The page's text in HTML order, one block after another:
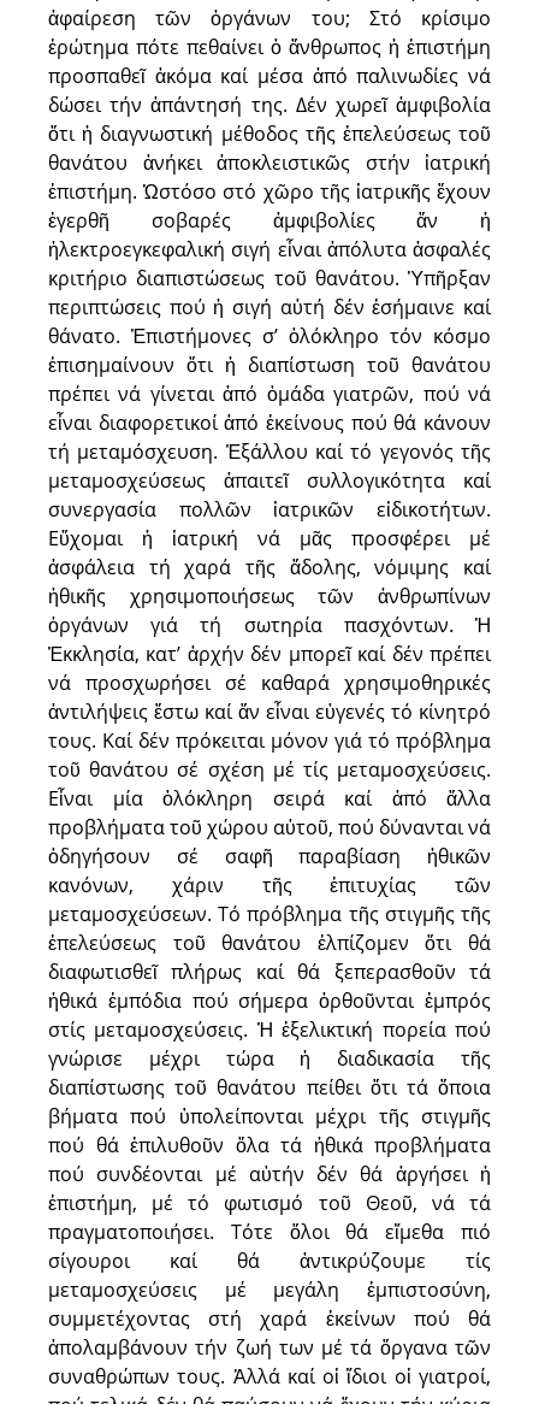
ἀφαίρεση τῶν ὀργάνων του; Στό κρίσιμο
ἐρώτημα πότε πεθαίνει ὁ ἄνθρωπος ἡ ἐπιστήμη
προσπαθεῖ ἀ­κόμα καί μέσα ἀπό παλινωδίες νά
δώσει τήν ἀπάντησή της. Δέν χωρεῖ ἀμ­φιβολία
ὅτι ἡ διαγνωστική μέθοδος τῆς ἐπελεύσεως τοῦ
θανάτου ἀνήκει ἀποκλειστικῶς στήν ἰατρική
ἐπιστήμη. Ὡστόσο στό χῶρο τῆς ἰατρικῆς ἔχουν
ἐγερθῆ σοβαρές ἀμφιβολίες ἄν ἡ
ἠλεκτροεγκεφαλική σιγή εἶναι ἀπόλυτα ἀσφαλές
κριτήριο διαπιστώσεως τοῦ θανάτου. Ὑπῆρξαν
περιπτώσεις πού ἡ σιγή αὐτή δέν ἐσήμαινε καί
θάνατο. Ἐπιστήμονες σ’ ὁλόκληρο τόν κόσμο
ἐπισημαίνουν ὅτι ἡ διαπίστωση τοῦ θανάτου
πρέπει νά γίνεται ἀπό ὁμάδα γιατρῶν, πού νά
εἶναι διαφορετικοί ἀπό ἐκείνους πού θά κά­νουν
τή μεταμόσχευση. Ἐξάλλου καί τό γεγονός τῆς
μεταμοσχεύσεως ἀπαιτεῖ συλλογικότητα καί
συνεργασία πολλῶν ἰατρικῶν εἰδικοτήτων.
Εὔχομαι ἡ ἰατρική νά μᾶς προσφέρει μέ
ἀσφάλεια τή χαρά τῆς ἄδολης, νόμιμης καί
ἠθικῆς χρησιμοποιήσεως τῶν ἀνθρωπίνων
ὀργάνων γιά τή σωτηρία πασχόντων. Ἡ
Ἐκκλησία, κατ’ ἀρχήν δέν μπορεῖ καί δέν πρέπει
νά προσχωρήσει σέ καθαρά χρησιμοθηρικές
ἀντιλήψεις ἔστω καί ἄν εἶναι εὐγενές τό κίνητρό
τους. Καί δέν πρόκειται μόνον γιά τό πρόβλημα
τοῦ θανάτου σέ σχέση μέ τίς μεταμοσχεύσεις.
Εἶναι μία ὁλόκληρη σειρά καί ἀπό ἄλλα
προβλήματα τοῦ χώρου αὐτοῦ, πού δύνανται νά
ὁδηγήσουν σέ σαφῆ παραβίαση ἠθικῶν
κανόνων, χάριν τῆς ἐπιτυχίας τῶν
μεταμοσχεύσεων. Τό πρόβλημα τῆς στιγμῆς τῆς
ἐπελεύσεως τοῦ θανάτου ἐλπίζομεν ὅτι θά
διαφωτισθεῖ πλήρως καί θά ξεπερασθοῦν τά
ἠθικά ἐμπόδια πού σήμερα ὀρθοῦνται ἐμπρός
στίς μεταμοσχεύσεις. Ἡ ἐξελικτική πορεία πού
γνώρισε μέχρι τώρα ἡ διαδικασία τῆς
διαπίστωσης τοῦ θανάτου πείθει ὅτι τά ὅποια
βήματα πού ὑπολείπονται μέχρι τῆς στιγμῆς
πού θά ἐπιλυθοῦν ὅλα τά ἠθικά προβλήματα
πού συνδέονται μέ αὐτήν δέν θά ἀργήσει ἡ
ἐπιστήμη, μέ τό φωτισμό τοῦ Θεοῦ, νά τά
πραγματοποιήσει. Τότε ὅλοι θά εἴμεθα πιό
σίγουροι καί θά ἀντικρύζουμε τίς
μεταμοσχεύσεις μέ μεγάλη ἐμπιστοσύνη,
συμμετέχοντας στή χαρά ἐκείνων πού θά
ἀπολαμβάνουν τήν ζωή των μέ τά ὄργανα τῶν
συναθρώπων τους. Ἀλλά καί οἱ ἴδιοι οἱ γιατροί,